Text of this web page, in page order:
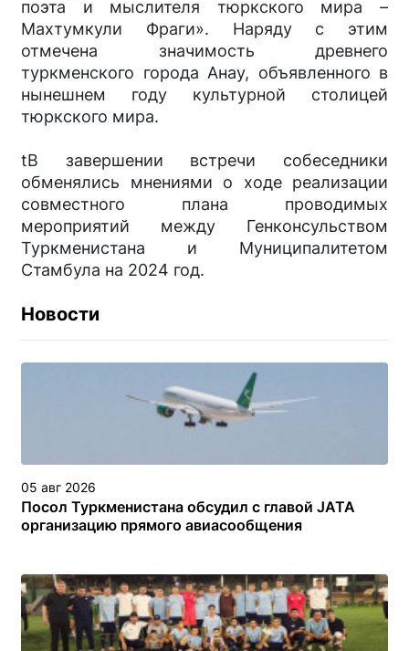
поэта и мыслителя тюркского мира –
Махтумкули Фраги». Наряду с этим
отмечена значимость древнего
туркменского города Анау, объявленного в
нынешнем году культурной столицей
тюркского мира.
tВ завершении встречи собеседники
обменялись мнениями о ходе реализации
совместного плана проводимых
мероприятий между Генконсульством
Туркменистана и Муниципалитетом
Стамбула на 2024 год.
Новости
05 авг 2026
Посол Туркменистана обсудил с главой JATA
организацию прямого авиасообщения